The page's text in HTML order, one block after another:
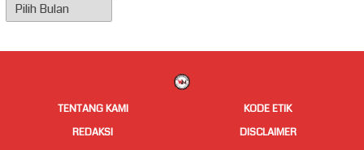
Arsip
Berita
TENTANG KAMI
KODE ETIK
REDAKSI
DISCLAIMER